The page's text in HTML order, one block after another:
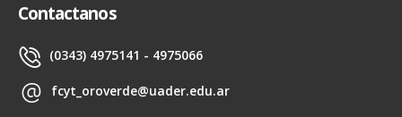
Contactanos
(0343) 4975141 - 4975066
fcyt_oroverde@uader.edu.ar